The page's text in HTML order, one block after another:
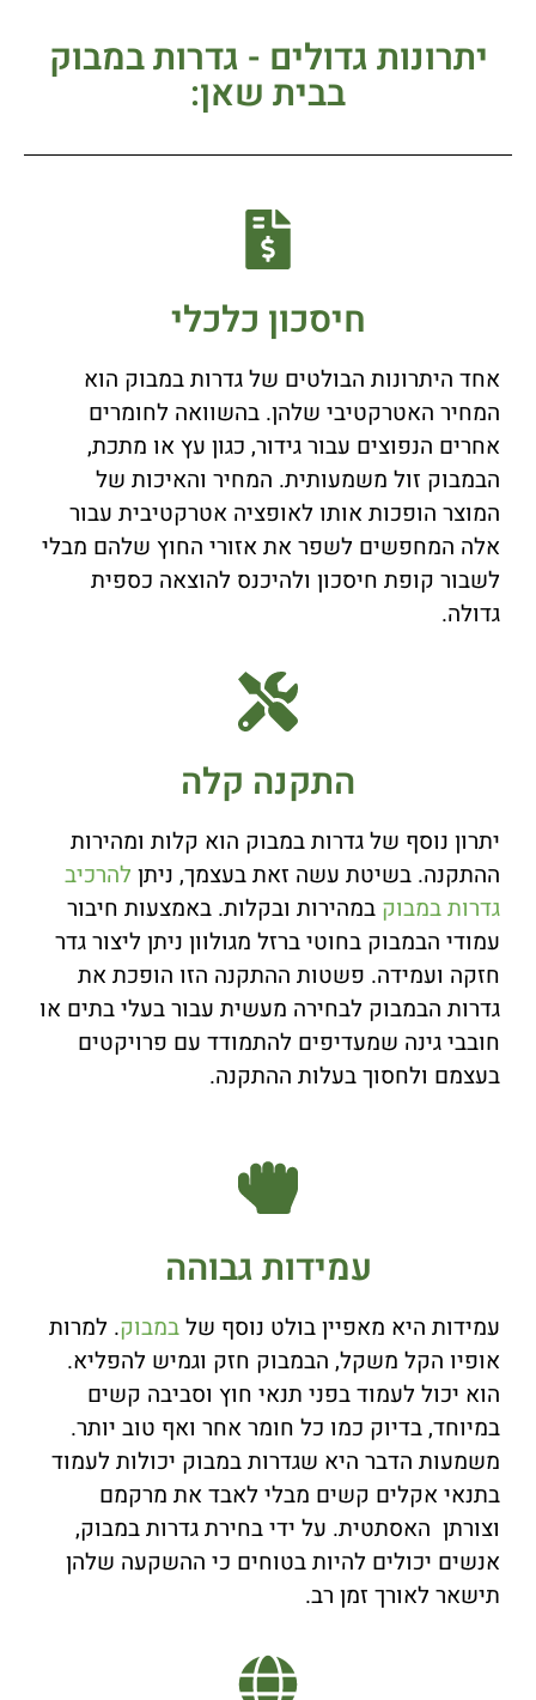
יתרונות גדולים - גדרות במבוק
בבית שאן:
חיסכון כלכלי
אחד היתרונות הבולטים של גדרות במבוק הוא
המחיר האטרקטיבי שלהן. בהשוואה לחומרים
אחרים הנפוצים עבור גידור, כגון עץ או מתכת,
הבמבוק זול משמעותית. המחיר והאיכות של
המוצר הופכות אותו לאופציה אטרקטיבית עבור
אלה המחפשים לשפר את אזורי החוץ שלהם מבלי
לשבור קופת חיסכון ולהיכנס להוצאה כספית
גדולה.
התקנה קלה
יתרון נוסף של גדרות במבוק הוא קלות ומהירות
ההתקנה. בשיטת עשה זאת בעצמך, ניתן להרכיב
גדרות במבוק במהירות ובקלות. באמצעות חיבור
עמודי הבמבוק בחוטי ברזל מגולוון ניתן ליצור גדר
חזקה ועמידה. פשטות ההתקנה הזו הופכת את
גדרות הבמבוק לבחירה מעשית עבור בעלי בתים או
חובבי גינה שמעדיפים להתמודד עם פרויקטים
בעצמם ולחסוך בעלות ההתקנה.
עמידות גבוהה
עמידות היא מאפיין בולט נוסף שלבמבוק. למרות
אופיו הקל משקל, הבמבוק חזק וגמיש להפליא.
הוא יכול לעמוד בפני תנאי חוץ וסביבה קשים
במיוחד, בדיוק כמו כל חומר אחר ואף טוב יותר.
משמעות הדבר היא שגדרות במבוק יכולות לעמוד
בתנאי אקלים קשים מבלי לאבד את מרקמם
וצורתן האסתטית. על ידי בחירת גדרות במבוק,
אנשים יכולים להיות בטוחים כי ההשקעה שלהן
תישאר לאורך זמן רב.